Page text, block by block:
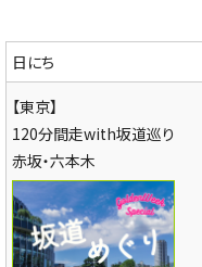
日にち
【東京】
120分間走with坂道巡り
赤坂・六本木